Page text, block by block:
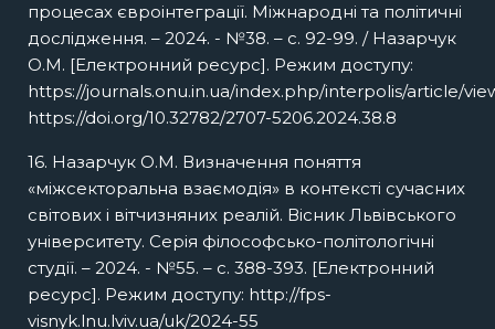
процесах євроінтеграції. Міжнародні та політичні
дослідження. – 2024. - №38. – с. 92-99. / Назарчук
О.М. [Електронний ресурс]. Режим доступу:
https://journals.onu.in.ua/index.php/interpolis/article/
https://doi.org/10.32782/2707-5206.2024.38.8
16. Назарчук О.М. Визначення поняття
«міжсекторальна взаємодія» в контексті сучасних
світових і вітчизняних реалій. Вісник Львівського
університету. Серія філософсько-політологічні
студії. – 2024. - №55. – с. 388-393. [Електронний
ресурс]. Режим доступу: http://fps-
visnyk.lnu.lviv.ua/uk/2024-55